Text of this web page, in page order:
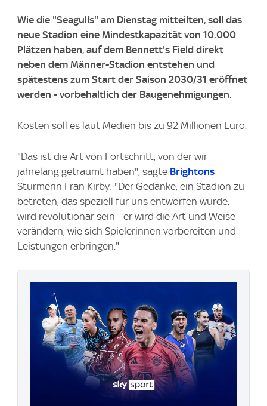
Wie die "Seagulls" am Dienstag mitteilten, soll das
neue Stadion eine Mindestkapazität von 10.000
Plätzen haben, auf dem Bennett's Field direkt
neben dem Männer-Stadion entstehen und
spätestens zum Start der Saison 2030/31 eröffnet
werden - vorbehaltlich der Baugenehmigungen.
Kosten soll es laut Medien bis zu 92 Millionen Euro.
"Das ist die Art von Fortschritt, von der wir
jahrelang geträumt haben", sagte Brightons
Stürmerin Fran Kirby: "Der Gedanke, ein Stadion zu
betreten, das speziell für uns entworfen wurde,
wird revolutionär sein - er wird die Art und Weise
verändern, wie sich Spielerinnen vorbereiten und
Leistungen erbringen."